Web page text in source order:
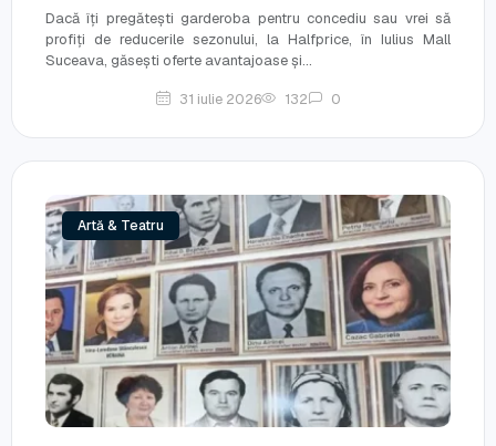
Dacă îți pregătești garderoba pentru concediu sau vrei să
profiți de reducerile sezonului, la Halfprice, în Iulius Mall
Suceava, găsești oferte avantajoase și...
31 iulie 2026 132 0
Artă & Teatru